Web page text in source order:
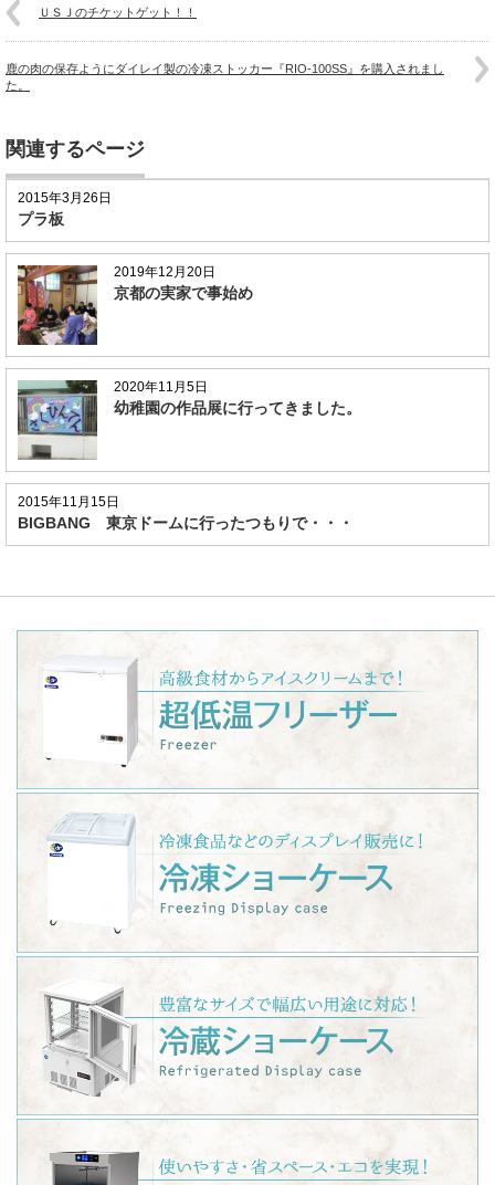
ＵＳＪのチケットゲット！！
鹿の肉の保存ようにダイレイ製の冷凍ストッカー『RIO-100SS』を購入されまし
た。
関連するページ
2015年3月26日
プラ板
2019年12月20日
京都の実家で事始め
2020年11月5日
幼稚園の作品展に行ってきました。
2015年11月15日
BIGBANG 東京ドームに行ったつもりで・・・